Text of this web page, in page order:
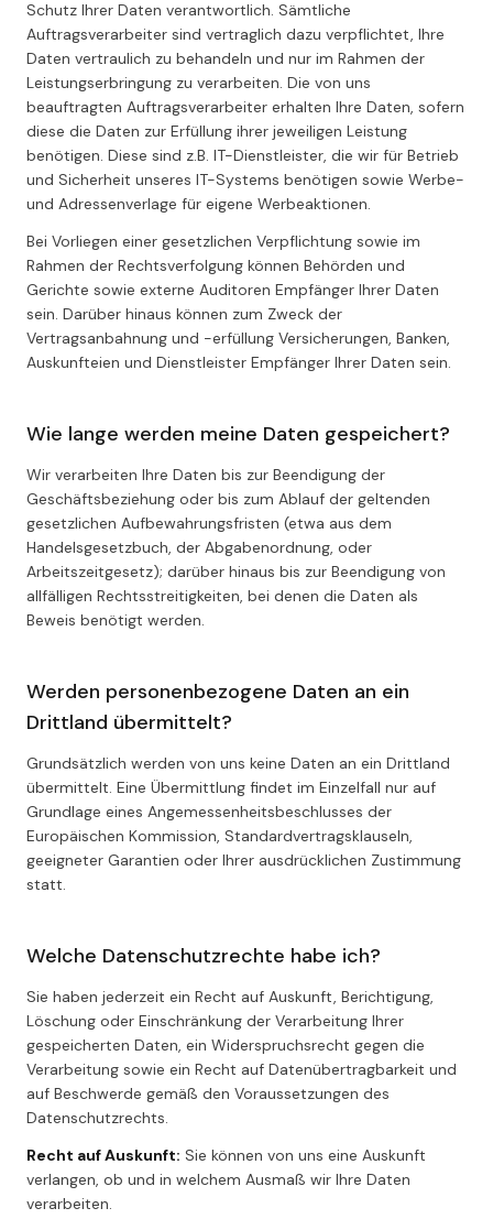
Schutz Ihrer Daten verantwortlich. Sämtliche
Auftragsverarbeiter sind vertraglich dazu verpflichtet, Ihre
Daten vertraulich zu behandeln und nur im Rahmen der
Leistungserbringung zu verarbeiten. Die von uns
beauftragten Auftragsverarbeiter erhalten Ihre Daten, sofern
diese die Daten zur Erfüllung ihrer jeweiligen Leistung
benötigen. Diese sind z.B. IT-Dienstleister, die wir für Betrieb
und Sicherheit unseres IT-Systems benötigen sowie Werbe-
und Adressenverlage für eigene Werbeaktionen.
Bei Vorliegen einer gesetzlichen Verpflichtung sowie im
Rahmen der Rechtsverfolgung können Behörden und
Gerichte sowie externe Auditoren Empfänger Ihrer Daten
sein. Darüber hinaus können zum Zweck der
Vertragsanbahnung und -erfüllung Versicherungen, Banken,
Auskunfteien und Dienstleister Empfänger Ihrer Daten sein.
Wie lange werden meine Daten gespeichert?
Wir verarbeiten Ihre Daten bis zur Beendigung der
Geschäftsbeziehung oder bis zum Ablauf der geltenden
gesetzlichen Aufbewahrungsfristen (etwa aus dem
Handelsgesetzbuch, der Abgabenordnung, oder
Arbeitszeitgesetz); darüber hinaus bis zur Beendigung von
allfälligen Rechtsstreitigkeiten, bei denen die Daten als
Beweis benötigt werden.
Werden personenbezogene Daten an ein
Drittland übermittelt?
Grundsätzlich werden von uns keine Daten an ein Drittland
übermittelt. Eine Übermittlung findet im Einzelfall nur auf
Grundlage eines Angemessenheitsbeschlusses der
Europäischen Kommission, Standardvertragsklauseln,
geeigneter Garantien oder Ihrer ausdrücklichen Zustimmung
statt.
Welche Datenschutzrechte habe ich?
Sie haben jederzeit ein Recht auf Auskunft, Berichtigung,
Löschung oder Einschränkung der Verarbeitung Ihrer
gespeicherten Daten, ein Widerspruchsrecht gegen die
Verarbeitung sowie ein Recht auf Datenübertragbarkeit und
auf Beschwerde gemäß den Voraussetzungen des
Datenschutzrechts.
Recht auf Auskunft: Sie können von uns eine Auskunft
verlangen, ob und in welchem Ausmaß wir Ihre Daten
verarbeiten.